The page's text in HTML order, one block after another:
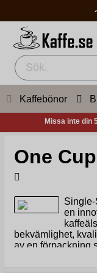
Kaffebönor
Missa inte din
One
en
bekvämlighet,
av en förpackning
mängd kaffe och